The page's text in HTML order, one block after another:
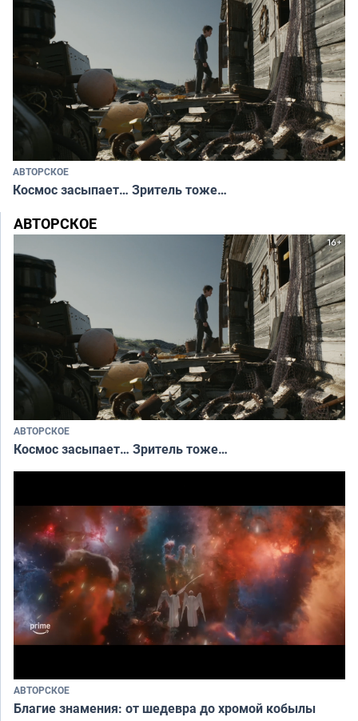
АВТОРСКОЕ
Космос засыпает… Зритель тоже…
АВТОРСКОЕ
АВТОРСКОЕ
Космос засыпает… Зритель тоже…
АВТОРСКОЕ
Благие знамения: от шедевра до хромой кобылы